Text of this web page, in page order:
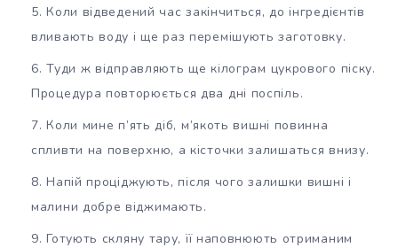
Коли відведений час закінчиться, до інгредієнтів
вливають воду і ще раз перемішують заготовку.
Туди ж відправляють ще кілограм цукрового піску.
Процедура повторюється два дні поспіль.
Коли мине п’ять діб, м’якоть вишні повинна
спливти на поверхню, а кісточки залишаться внизу.
Напій проціджують, після чого залишки вишні і
малини добре віджимають.
Готують скляну тару, її наповнюють отриманим